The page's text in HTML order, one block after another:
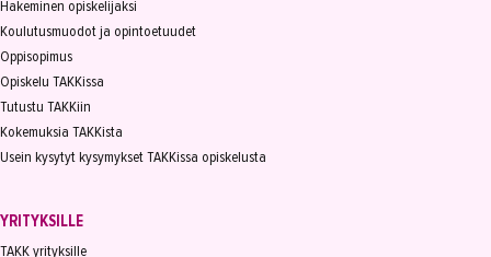
Hakeminen opiskelijaksi
Koulutusmuodot ja opintoetuudet
Oppisopimus
Opiskelu TAKKissa
Tutustu TAKKiin
Kokemuksia TAKKista
Usein kysytyt kysymykset TAKKissa opiskelusta
YRITYKSILLE
TAKK yrityksille